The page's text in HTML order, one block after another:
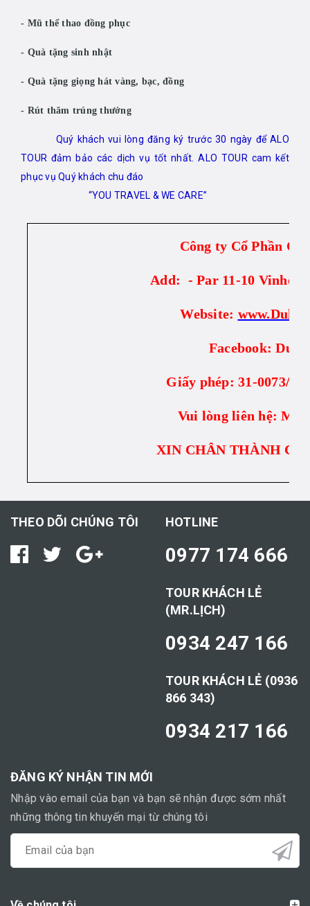
- Mũ thể thao đồng phục
- Quà tặng sinh nhật
- Quà tặng giọng hát vàng, bạc, đồng
- Rút thăm trúng thưởng
Quý khách vui lòng đăng ký trước 30 ngày để ALO
TOUR đảm bảo các dịch vụ tốt nhất. ALO TOUR cam kết
phục vụ Quý khách chu đáo
“YOU TRAVEL & WE CARE”
Công ty Cổ Phần
Add: - Par 11-10
Website:
Facebook: Du
Giấy phép: 31-0073/
Vui lòng liên hệ:
XIN CHÂN THÀNH
THEO DÕI CHÚNG TÔI HOTLINE
0977 174 666
TOUR KHÁCH LẺ
(MR.LỊCH)
0934 247 166
TOUR KHÁCH LẺ (0936
866 343)
0934 217 166
ĐĂNG KÝ NHẬN TIN MỚI
Nhập vào email của bạn và bạn sẽ nhận được sớm nhất
những thông tin khuyến mại từ chúng tôi